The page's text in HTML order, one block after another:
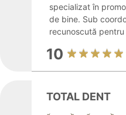
specializat în
de bine. Sub
recunoscută pentru
10
TOTAL DENT